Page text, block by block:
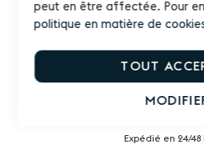
peut en être affectée. Pour en
politique en matière de
TOUT
Livraison
Expédié en 24/48